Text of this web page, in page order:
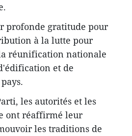
profonde gratitude pour
à la lutte pour
réunification nationale
et de
les autorités et les
ont réaffirmé leur
les traditions de